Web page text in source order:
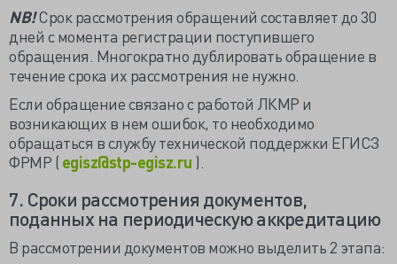
NB!Cрок рассмотрения обращений составляет до 30
дней с момента регистрации поступившего
обращения. Многократно дублировать обращение в
течение срока их рассмотрения не нужно.
Если обращение связано с работой ЛКМР и
возникающих в нем ошибок, то необходимо
обращаться в службу технической поддержки ЕГИСЗ
ФРМР ( egisz@stp-egisz.ru ).
7. Сроки рассмотрения документов,
поданных на периодическую аккредитацию
В рассмотрении документов можно выделить 2 этапа: